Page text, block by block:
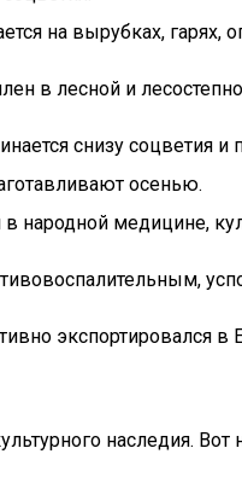
на вырубках, гарях,
в лесной и
снизу соцветия и
осенью.
в народной медицине,
экспортировался в
наследия.